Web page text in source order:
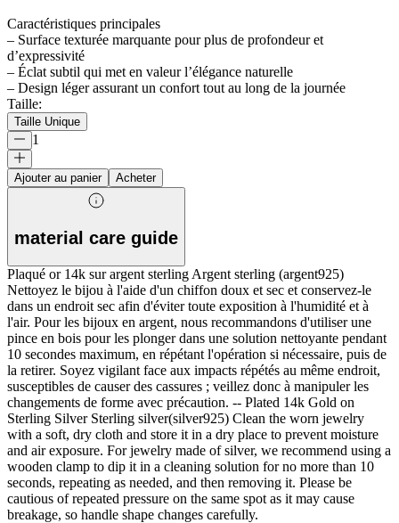
Caractéristiques principales
– Surface texturée marquante pour plus de profondeur et
d’expressivité
– Éclat subtil qui met en valeur l’élégance naturelle
– Design léger assurant un confort tout au long de la journée
Taille:
Taille Unique
1
Ajouter au panier Acheter
material care guide
Plaqué or 14k sur argent sterling Argent sterling (argent925)
Nettoyez le bijou à l'aide d'un chiffon doux et sec et conservez-le
dans un endroit sec afin d'éviter toute exposition à l'humidité et à
l'air. Pour les bijoux en argent, nous recommandons d'utiliser une
pince en bois pour les plonger dans une solution nettoyante pendant
10 secondes maximum, en répétant l'opération si nécessaire, puis de
la retirer. Soyez vigilant face aux impacts répétés au même endroit,
susceptibles de causer des cassures ; veillez donc à manipuler les
changements de forme avec précaution. -- Plated 14k Gold on
Sterling Silver Sterling silver(silver925) Clean the worn jewelry
with a soft, dry cloth and store it in a dry place to prevent moisture
and air exposure. For jewelry made of silver, we recommend using a
wooden clamp to dip it in a cleaning solution for no more than 10
seconds, repeating as needed, and then removing it. Please be
cautious of repeated pressure on the same spot as it may cause
breakage, so handle shape changes carefully.